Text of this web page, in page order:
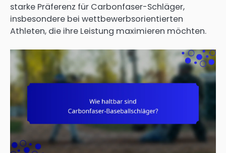
starke Präferenz für Carbonfaser-Schläger,
insbesondere bei wettbewerbsorientierten
Athleten, die ihre Leistung maximieren möchten.